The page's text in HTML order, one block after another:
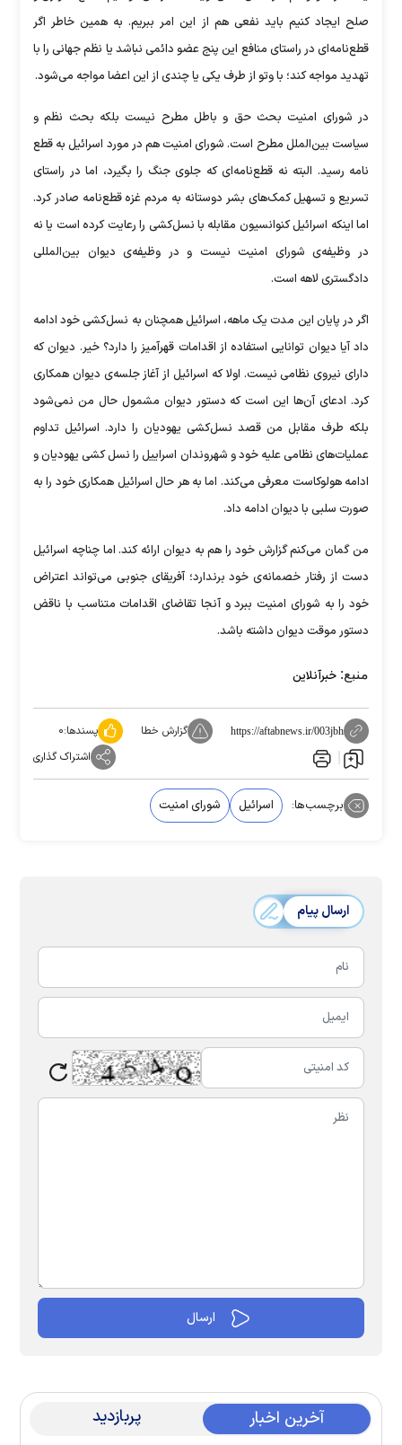
صلح ایجاد کنیم باید نفعی هم از این امر ببریم. به همین خاطر اگر
قطع‌نامه‌ای در راستای منافع این پنج عضو دائمی نباشد یا نظم جهانی را با
تهدید مواجه کند؛ با وتو از طرف یکی یا چندی از این اعضا مواجه می‌شود.
در شورای امنیت بحث حق و باطل مطرح نیست بلکه بحث نظم و
سیاست بین‌الملل مطرح است. شورای امنیت هم در مورد اسرائیل به قطع
نامه رسید. البته نه قطع‌نامه‌ای که جلوی جنگ را بگیرد، اما در راستای
تسریع و تسهیل کمک‌های بشر دوستانه به مردم غزه قطع‌نامه صادر کرد.
اما اینکه اسرائیل کنوانسیون مقابله با نسل‌کشی را رعایت کرده است یا نه
در وظیفه‌ی شورای امنیت نیست و در وظیفه‌ی دیوان بین‌المللی
دادگستری لاهه است.
اگر در پایان این مدت یک ماهه، اسرائیل همچنان به نسل‌کشی خود ادامه
داد آیا دیوان توانایی استفاده از اقدامات قهرآمیز را دارد؟ خیر. دیوان که
دارای نیروی نظامی نیست. اولا که اسرائیل از آغاز جلسه‌ی دیوان همکاری
کرد. ادعای آن‌ها این است که دستور دیوان مشمول حال من نمی‌شود
بلکه طرف مقابل من قصد نسل‌کشی یهودیان را دارد. اسرائیل تداوم
عملیات‌های نظامی علیه خود و شهروندان اسراییل را نسل کشی یهودیان و
ادامه هولوکاست معرفی می‌کند. اما به هر حال اسرائیل همکاری خود را به
صورت سلبی با دیوان ادامه داد.
من گمان می‌کنم گزارش خود را هم به دیوان ارائه کند. اما چناچه اسرائیل
دست از رفتار خصمانه‌ی خود برندارد؛ آفریقای جنوبی می‌تواند اعتراض
خود را به شورای امنیت ببرد و آنجا تقاضای اقدامات متناسب با ناقض
دستور موقت دیوان داشته باشد.
منبع: خبرآنلاین
https://aftabnews.ir/003jbh گزارش خطا پسندها:۰
اشتراک گذاری
برچسب‌ها: اسرائیل شورای امنیت
ارسال پیام
آخرین اخبار پربازدید